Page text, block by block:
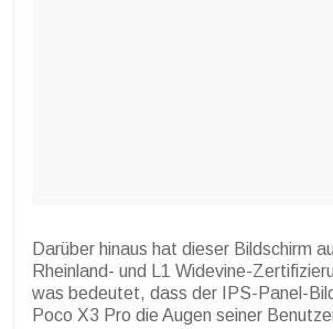
Darüber hinaus hat dieser Bildschirm
Rheinland- und L1 Widevine-
was bedeutet, dass der IPS-Panel-
Poco X3 Pro die Augen seiner